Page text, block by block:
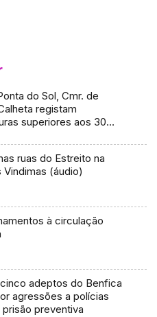
do Sol, Cmr. de
registam
superiores aos 30
ruas do Estreito na
Vindimas (áudio)
à circulação
adeptos do Benfica
agressões a polícias
preventiva